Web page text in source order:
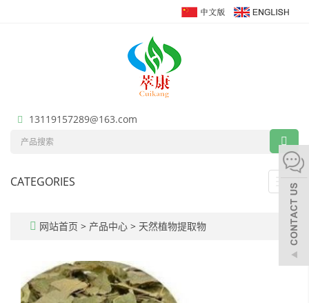
13119157289@163.com
CATEGORIES
网站首页 > 产品中心 > 天然植物提取物